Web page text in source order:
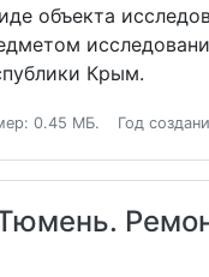
объекта
Крым.
0.45 МБ. Год